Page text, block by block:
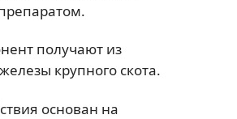
получают из
крупного скота.
основан на